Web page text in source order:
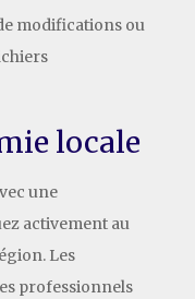
modifications ou
locale
une
activement au
Les
professionnels